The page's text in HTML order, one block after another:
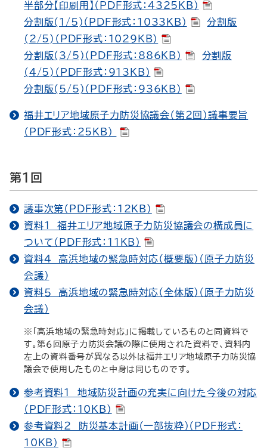
半部分【印刷用】（PDF形式：4325KB）
分割版(1/5)（PDF形式：1033KB）
分割版
(2/5)（PDF形式：1029KB）
分割版(3/5)（PDF形式：886KB）
分割版
(4/5)（PDF形式：913KB）
分割版(5/5)（PDF形式：936KB）
福井エリア地域原子力防災協議会（第２回）議事要旨
（PDF形式：25KB）
第１回
議事次第（PDF形式：12KB）
資料１ 福井エリア地域原子力防災協議会の構成員に
ついて（PDF形式：11KB）
資料４ 高浜地域の緊急時対応（概要版）（原子力防災
会議）
資料５ 高浜地域の緊急時対応（全体版）（原子力防災
会議）
※「高浜地域の緊急時対応」に掲載しているものと同資料で
す。第６回原子力防災会議の際に使用された資料で、資料内
左上の資料番号が異なる以外は福井エリア地域原子力防災協
議会で使用したものと中身は同じものです。
参考資料１ 地域防災計画の充実に向けた今後の対応
（PDF形式：10KB）
参考資料２ 防災基本計画（一部抜粋）（PDF形式：
10KB）